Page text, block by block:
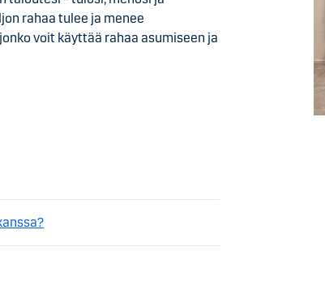
rahaa tulee ja menee
voit käyttää rahaa asumiseen ja